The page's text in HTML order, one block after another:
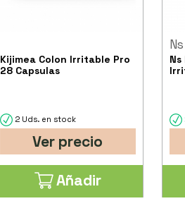
Kijimea Colon Irritable Pro
28 Capsulas
2 Uds. en stock
Ver precio
Añadir
Ns